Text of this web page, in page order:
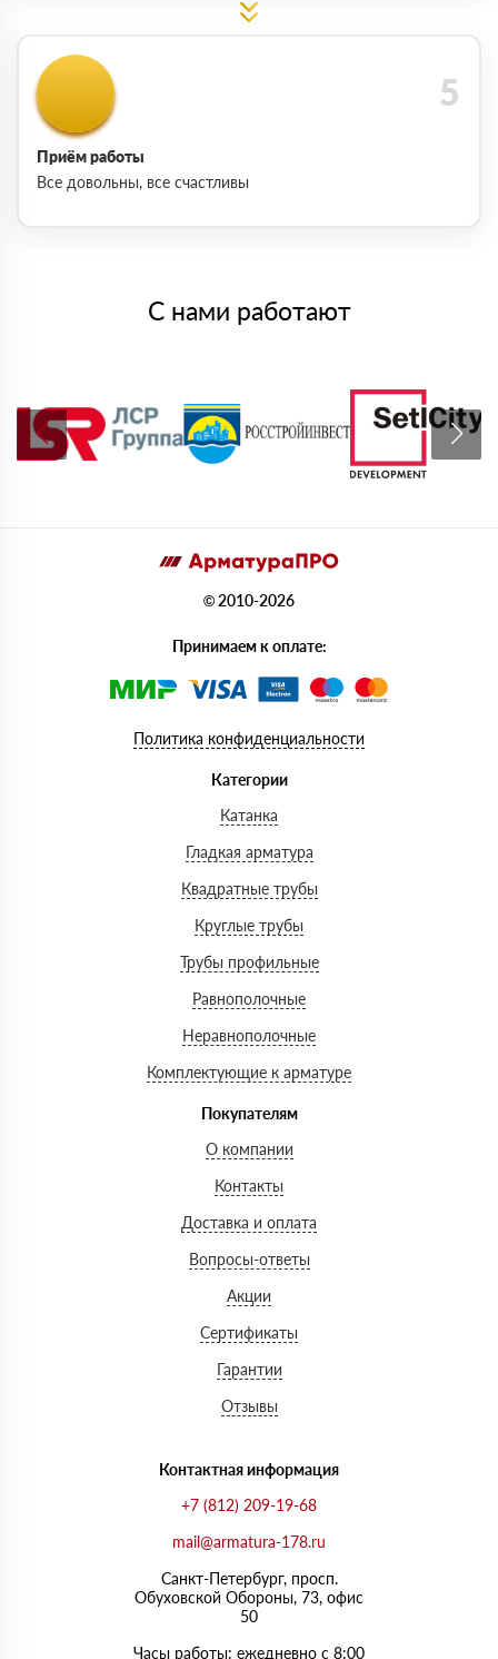
Приём работы
Все довольны, все счастливы
С нами работают
© 2010-2026
Принимаем к оплате:
Политика конфиденциальности
Категории
Катанка
Гладкая арматура
Квадратные трубы
Круглые трубы
Трубы профильные
Равнополочные
Неравнополочные
Комплектующие к арматуре
Покупателям
О компании
Контакты
Доставка и оплата
Вопросы-ответы
Акции
Сертификаты
Гарантии
Отзывы
Контактная информация
+7 (812) 209-19-68
mail@armatura-178.ru
Санкт-Петербург, просп.
Обуховской Обороны, 73, офис
50
Часы работы: ежедневно с 8:00